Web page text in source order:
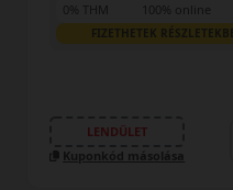
0% THM 100% online
FIZETHETEK
LENDÜLET
Kuponkód másolása